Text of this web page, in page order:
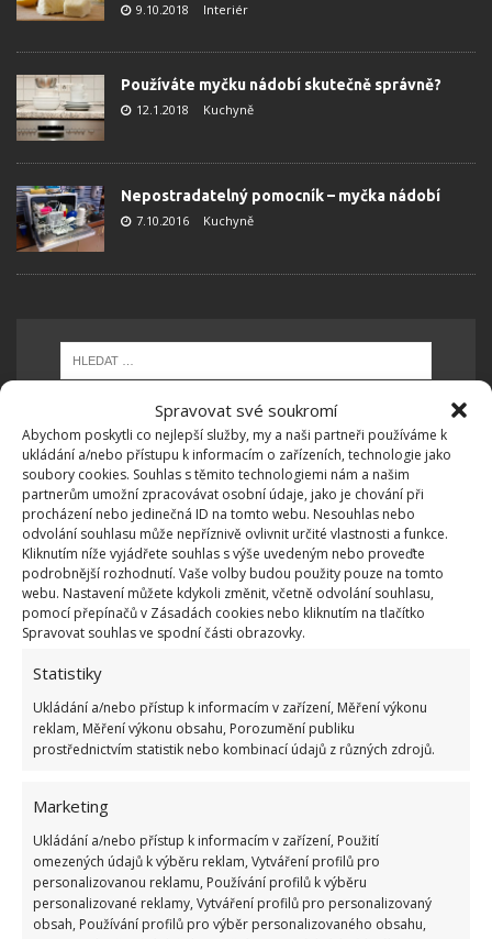
Spravovat své soukromí
Abychom poskytli co nejlepší služby, my a naši partneři používáme k
ukládání a/nebo přístupu k informacím o zařízeních, technologie jako
soubory cookies. Souhlas s těmito technologiemi nám a našim
partnerům umožní zpracovávat osobní údaje, jako je chování při
procházení nebo jedinečná ID na tomto webu. Nesouhlas nebo
odvolání souhlasu může nepříznivě ovlivnit určité vlastnosti a funkce.
Kliknutím níže vyjádřete souhlas s výše uvedeným nebo proveďte
podrobnější rozhodnutí. Vaše volby budou použity pouze na tomto
webu. Nastavení můžete kdykoli změnit, včetně odvolání souhlasu,
pomocí přepínačů v Zásadách cookies nebo kliknutím na tlačítko
Spravovat souhlas ve spodní části obrazovky.
Statistiky
Ukládání a/nebo přístup k informacím v zařízení, Měření výkonu
reklam, Měření výkonu obsahu, Porozumění publiku
prostřednictvím statistik nebo kombinací údajů z různých zdrojů.
Marketing
Ukládání a/nebo přístup k informacím v zařízení, Použití
omezených údajů k výběru reklam, Vytváření profilů pro
personalizovanou reklamu, Používání profilů k výběru
personalizované reklamy, Vytváření profilů pro personalizovaný
obsah, Používání profilů pro výběr personalizovaného obsahu,
9.10.2018 Interiér
Používáte myčku nádobí skutečně správně?
12.1.2018 Kuchyně
Nepostradatelný pomocník – myčka nádobí
7.10.2016 Kuchyně
OBLÍBENÉ ČLÁNKY
Pokuta až 10 000 Kč hrozí za nesprávné sekání i
nesekání trávy. Záleží i na prostředku a lokaci
1.6.2026
Kvíz na téma pionýrské tábory za socialismu:
Test znalostí o každodenní realitě za
komunismu: 10 retro otázek ukáže, kdo má
Retro kvíz o oblíbených autech v dobách
socialismu: Tehdejší řidiči musí získat 10 z 10
bodů
6.5.2026